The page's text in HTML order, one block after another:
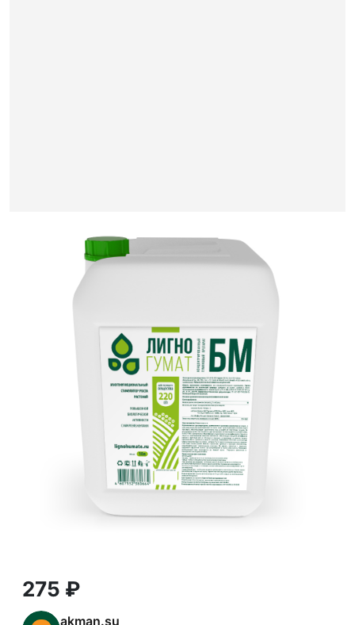
275 ₽
akman.su